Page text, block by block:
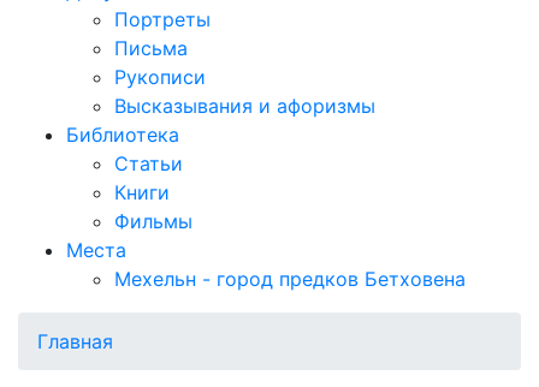
Портреты
Письма
Рукописи
Высказывания и афоризмы
Библиотека
Статьи
Книги
Фильмы
Места
Мехельн - город предков Бетховена
Главная